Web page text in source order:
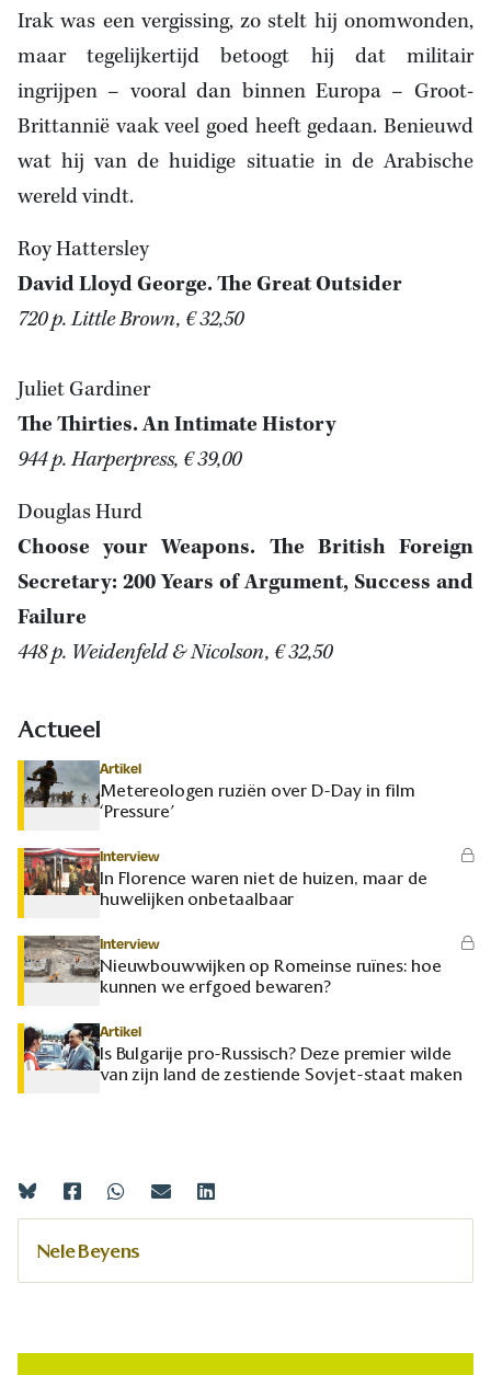
Irak was een vergissing, zo stelt hij onomwonden,
maar tegelijkertijd betoogt hij dat militair
ingrijpen – vooral dan binnen Europa – Groot-
Brittannië vaak veel goed heeft gedaan. Benieuwd
wat hij van de huidige situatie in de Arabische
wereld vindt.
Roy Hattersley
David Lloyd George. The Great Outsider
720 p. Little Brown, € 32,50
Juliet Gardiner
The Thirties. An Intimate History
944 p. Harperpress, € 39,00
Douglas Hurd
Choose your Weapons. The British Foreign
Secretary: 200 Years of Argument, Success and
Failure
448 p. Weidenfeld & Nicolson, € 32,50
Actueel
Artikel
Metereologen ruziën over D-Day in film
‘Pressure’
Interview
In Florence waren niet de huizen, maar de
huwelijken onbetaalbaar
Interview
Nieuwbouwwijken op Romeinse ruïnes: hoe
kunnen we erfgoed bewaren?
Artikel
Is Bulgarije pro-Russisch? Deze premier wilde
van zijn land de zestiende Sovjet-staat maken
Nele Beyens